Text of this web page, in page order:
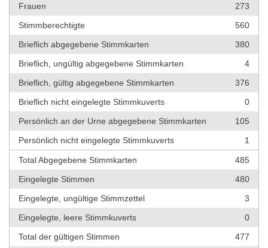
Frauen
273
Stimmberechtigte
560
Brieflich abgegebene Stimmkarten
380
Brieflich, ungültig abgegebene Stimmkarten
4
Brieflich, gültig abgegebene Stimmkarten
376
Brieflich nicht eingelegte Stimmkuverts
0
Persönlich an der Urne abgegebene Stimmkarten
105
Persönlich nicht eingelegte Stimmkuverts
1
Total Abgegebene Stimmkarten
485
Eingelegte Stimmen
480
Eingelegte, ungültige Stimmzettel
3
Eingelegte, leere Stimmkuverts
0
Total der gültigen Stimmen
477